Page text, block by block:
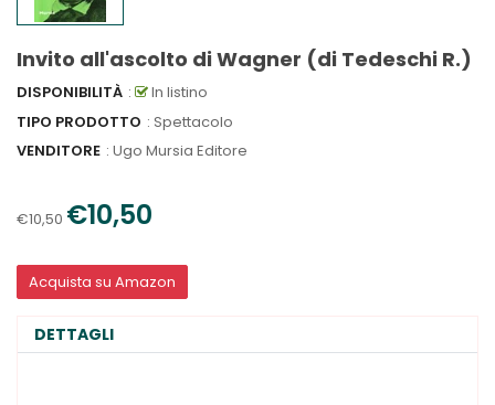
Invito all'ascolto di Wagner (di Tedeschi R.)
DISPONIBILITÀ :
In listino
TIPO PRODOTTO : Spettacolo
VENDITORE : Ugo Mursia Editore
€10,50 €10,50
Acquista su Amazon
DETTAGLI